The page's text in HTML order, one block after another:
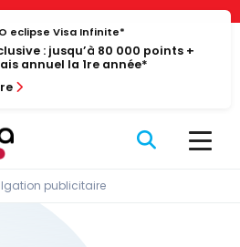
cookies
eclipse Visa Infinite*
: jusqu’à 80 000 points +
annuel la 1re année*
publicitaire